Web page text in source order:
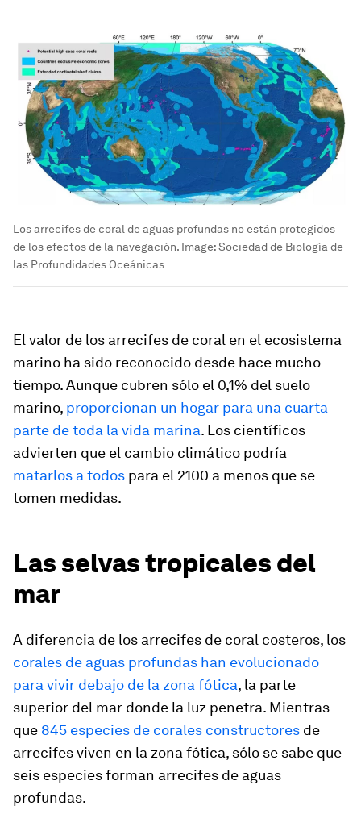
Los arrecifes de coral de aguas profundas no están protegidos
de los efectos de la navegación. Image:Sociedad de Biología de
las Profundidades Oceánicas
El valor de los arrecifes de coral en el ecosistema
marino ha sido reconocido desde hace mucho
tiempo. Aunque cubren sólo el 0,1% del suelo
marino, proporcionan un hogar para una cuarta
parte de toda la vida marina. Los científicos
advierten que el cambio climático podría
matarlos a todos para el 2100 a menos que se
tomen medidas.
Las selvas tropicales del
mar
A diferencia de los arrecifes de coral costeros, los
corales de aguas profundas han evolucionado
para vivir debajo de la zona fótica, la parte
superior del mar donde la luz penetra. Mientras
que 845 especies de corales constructores de
arrecifes viven en la zona fótica, sólo se sabe que
seis especies forman arrecifes de aguas
profundas.